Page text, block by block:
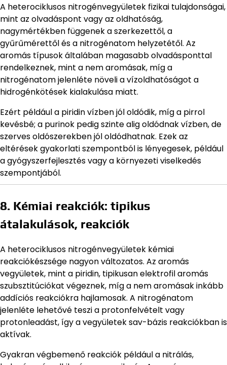
A heterociklusos nitrogénvegyületek fizikai tulajdonságai,
mint az olvadáspont vagy az oldhatóság,
nagymértékben függenek a szerkezettől, a
gyűrűmérettől és a nitrogénatom helyzetétől. Az
aromás típusok általában magasabb olvadásponttal
rendelkeznek, mint a nem aromásak, míg a
nitrogénatom jelenléte növeli a vízoldhatóságot a
hidrogénkötések kialakulása miatt.
Ezért például a piridin vízben jól oldódik, míg a pirrol
kevésbé; a purinok pedig szinte alig oldódnak vízben, de
szerves oldószerekben jól oldódhatnak. Ezek az
eltérések gyakorlati szempontból is lényegesek, például
a gyógyszerfejlesztés vagy a környezeti viselkedés
szempontjából.
8. Kémiai reakciók: tipikus
átalakulások, reakciók
A heterociklusos nitrogénvegyületek kémiai
reakciókészsége nagyon változatos. Az aromás
vegyületek, mint a piridin, tipikusan elektrofil aromás
szubsztitúciókat végeznek, míg a nem aromásak inkább
addíciós reakciókra hajlamosak. A nitrogénatom
jelenléte lehetővé teszi a protonfelvételt vagy
protonleadást, így a vegyületek sav-bázis reakciókban is
aktívak.
Gyakran végbemenő reakciók például a nitrálás,